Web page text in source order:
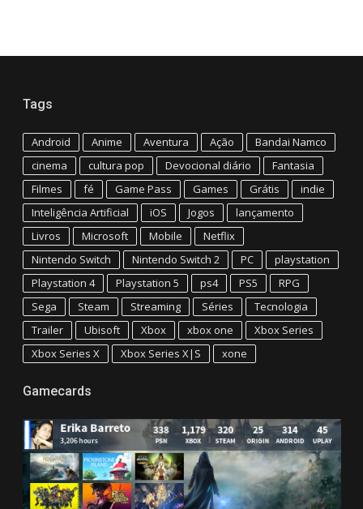
Tags
Android Anime Aventura Ação
Bandai Namco
cinema
cultura pop Devocional diário
Fantasia
Filmes
fé Game Pass Games Grátis
indie
Inteligência Artificial
iOS Jogos
lançamento
Livros
Microsoft Mobile
Netflix
Nintendo Switch
Nintendo Switch 2 PC
playstation
Playstation 4
Playstation 5 ps4 PS5
RPG
Sega
Steam Streaming Séries
Tecnologia
Trailer
Ubisoft Xbox xbox one
Xbox Series
Xbox Series X
Xbox Series X|S xone
Gamecards